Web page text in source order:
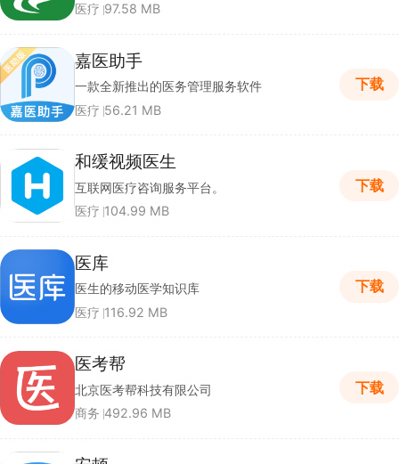
医疗 97.58 MB
嘉医助手
一款全新推出的医务管理服务软件
医疗 56.21 MB
下载
和缓视频医生
互联网医疗咨询服务平台。
医疗 104.99 MB
下载
医库
医生的移动医学知识库
医疗 116.92 MB
下载
医考帮
北京医考帮科技有限公司
商务 492.96 MB
下载